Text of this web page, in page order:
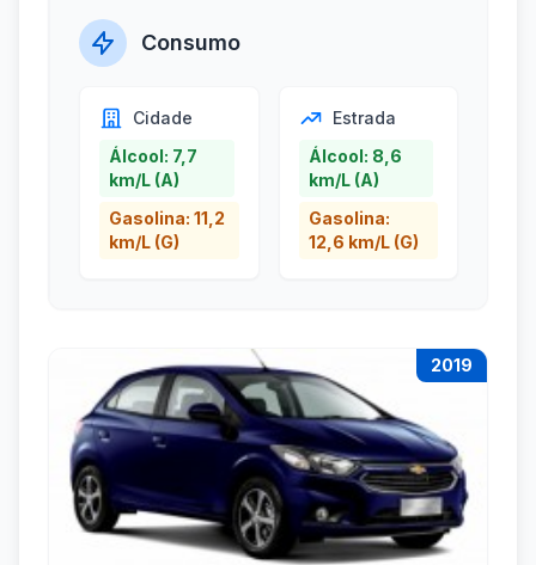
Consumo
Cidade
Álcool: 7,7
km/L (A)
Gasolina: 11,2
km/L (G)
Estrada
Álcool: 8,6
km/L (A)
Gasolina:
12,6 km/L (G)
2019